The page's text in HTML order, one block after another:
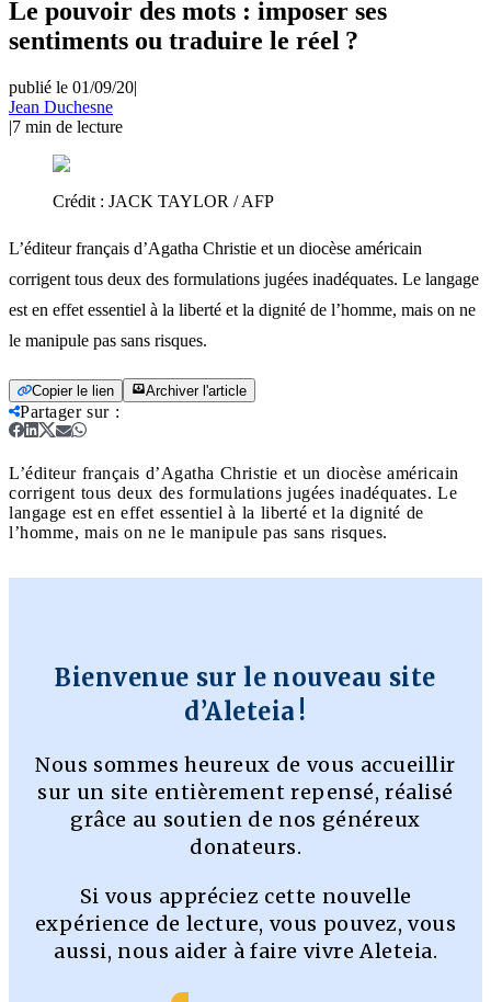
Le pouvoir des mots : imposer ses
sentiments ou traduire le réel ?
publié le 01/09/20|
Jean Duchesne
|7 min de lecture
Crédit : JACK TAYLOR / AFP
L’éditeur français d’Agatha Christie et un diocèse américain
corrigent tous deux des formulations jugées inadéquates. Le langage
est en effet essentiel à la liberté et la dignité de l’homme, mais on ne
le manipule pas sans risques.
Copier le lien Archiver l'article
Partager sur:
L’éditeur français d’Agatha Christie et un diocèse américain
corrigent tous deux des formulations jugées inadéquates. Le
langage est en effet essentiel à la liberté et la dignité de
l’homme, mais on ne le manipule pas sans risques.
Bienvenue sur le nouveau site
d’Aleteia !
Nous sommes heureux de vous accueillir
sur un site entièrement repensé, réalisé
grâce au soutien de nos généreux
donateurs.
Si vous appréciez cette nouvelle
expérience de lecture, vous pouvez, vous
aussi, nous aider à faire vivre Aleteia.